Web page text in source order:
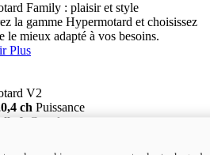
Family : plaisir et style
la gamme Hypermotard et choisissez
le mieux adapté à vos besoins.
Plus
V2
ch Puissance
lb-ft
Couple